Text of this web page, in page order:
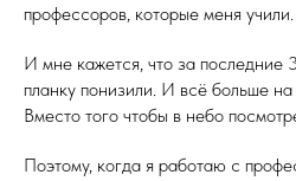
профессоров, которые меня учили.
И мне кажется, что за последние
планку понизили. И всё больше
Вместо того чтобы в небо
Поэтому, когда я работаю с